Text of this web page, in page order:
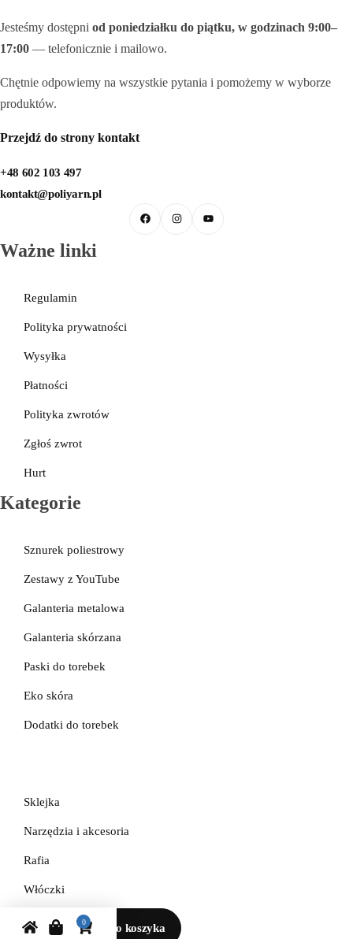
Jesteśmy dostępni od poniedziałku do piątku, w godzinach 9:00–
17:00 — telefonicznie i mailowo.
Chętnie odpowiemy na wszystkie pytania i pomożemy w wyborze
produktów.
Przejdź do strony kontakt
+48 602 103 497
kontakt@poliyarn.pl
Ważne linki
Regulamin
Polityka prywatności
Wysyłka
Płatności
Polityka zwrotów
Zgłoś zwrot
Hurt
Kategorie
Sznurek poliestrowy
Zestawy z YouTube
Galanteria metalowa
Galanteria skórzana
Paski do torebek
Eko skóra
Dodatki do torebek
Sklejka
Narzędzia i akcesoria
Rafia
Włóczki
Przędza T-shirt Yarn
0
Galanteria skórzana
Dodaj do koszyka